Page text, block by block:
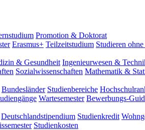
Promotion & Doktorat
Erasmus+ Teilzeitstudium Studieren
& Gesundheit Ingenieurwesen &
Sozialwissenschaften Mathematik &
Bundesländer Studienbereiche
Wartesemester Bewerbungs-
Deutschlandstipendium Studienkredit
Studienkosten